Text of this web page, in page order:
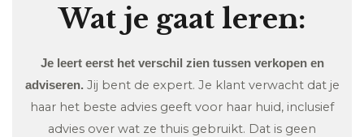
Wat je gaat leren:
Je leert eerst het verschil zien tussen verkopen en
adviseren. Jij bent de expert. Je klant verwacht dat je
haar het beste advies geeft voor haar huid, inclusief
advies over wat ze thuis gebruikt. Dat is geen